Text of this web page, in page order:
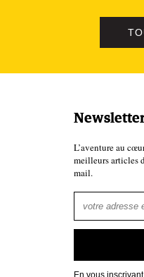
L’aventure au
meilleurs articles
mail.
En vous